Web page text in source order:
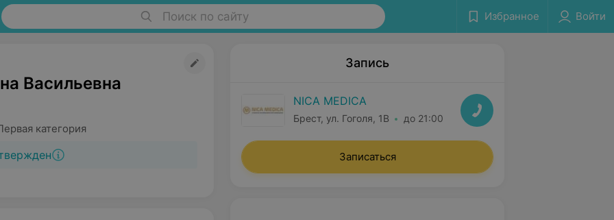
Поиск по сайту Избранное Войти
Васильевна
категория
Запись
NICA MEDICA
Брест, ул. Гоголя, 1B до 21:00
Записаться